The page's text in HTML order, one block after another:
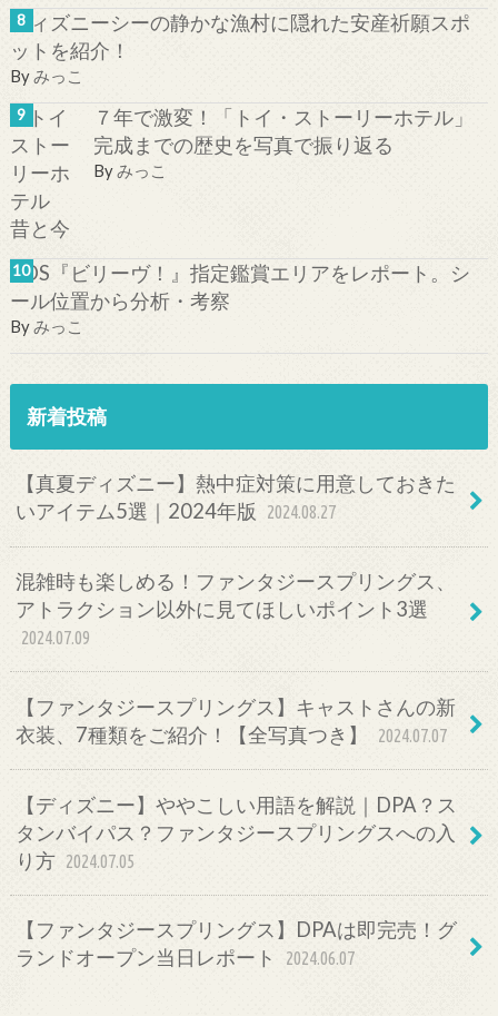
ディズニーシーの静かな漁村に隠れた安産祈願スポ
ットを紹介！
Byみっこ
７年で激変！「トイ・ストーリーホテル」
完成までの歴史を写真で振り返る
Byみっこ
TDS『ビリーヴ！』指定鑑賞エリアをレポート。シ
ール位置から分析・考察
Byみっこ
新着投稿
【真夏ディズニー】熱中症対策に用意しておきた
いアイテム5選｜2024年版
2024.08.27
混雑時も楽しめる！ファンタジースプリングス、
アトラクション以外に見てほしいポイント3選
2024.07.09
【ファンタジースプリングス】キャストさんの新
衣装、7種類をご紹介！【全写真つき】
2024.07.07
【ディズニー】ややこしい用語を解説｜DPA？ス
タンバイパス？ファンタジースプリングスへの入
り方 2024.07.05
【ファンタジースプリングス】DPAは即完売！グ
ランドオープン当日レポート
2024.06.07